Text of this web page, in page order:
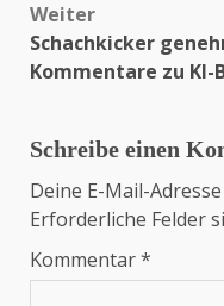
Weiter
Schachkicker
Kommentare zu KI-
Schreibe einen
Deine E-Mail-
Erforderliche Felder
Kommentar*